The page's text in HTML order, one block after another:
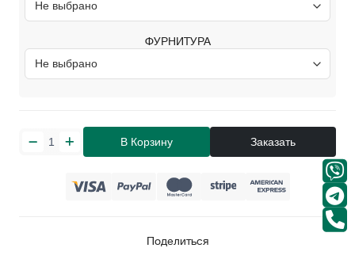
ФУРНИТУРА
В Корзину Заказать
Поделиться